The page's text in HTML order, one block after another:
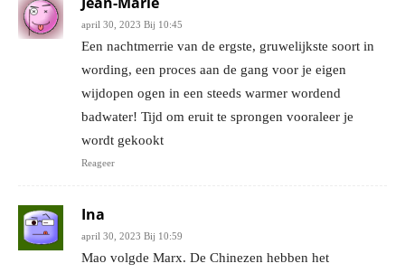
april 30, 2023 Bij 10:45
Een nachtmerrie van de ergste, gruwelijkste soort in
wording, een proces aan de gang voor je eigen
wijdopen ogen in een steeds warmer wordend
badwater! Tijd om eruit te sprongen vooraleer je
wordt gekookt
Reageer
Ina
april 30, 2023 Bij 10:59
Mao volgde Marx. De Chinezen hebben het